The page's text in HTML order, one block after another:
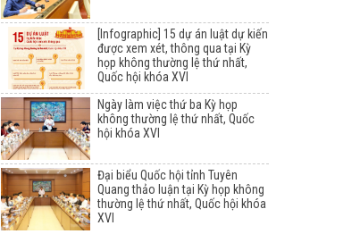
[Infographic] 15 dự án luật dự kiến
được xem xét, thông qua tại Kỳ
họp không thường lệ thứ nhất,
Quốc hội khóa XVI
Ngày làm việc thứ ba Kỳ họp
không thường lệ thứ nhất, Quốc
hội khóa XVI
Đại biểu Quốc hội tỉnh Tuyên
Quang thảo luận tại Kỳ họp không
thường lệ thứ nhất, Quốc hội khóa
XVI